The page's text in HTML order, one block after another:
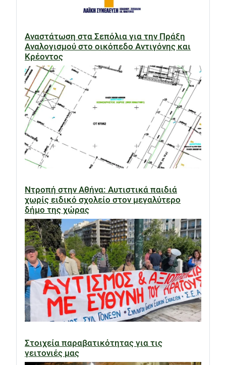
Αναστάτωση στα Σεπόλια για την Πράξη
Αναλογισμού στο οικόπεδο Αντιγόνης και
Κρέοντος
Ντροπή στην Αθήνα: Αυτιστικά παιδιά
χωρίς ειδικό σχολείο στον μεγαλύτερο
δήμο της χώρας
Στοιχεία παραβατικότητας για τις
γειτονιές μας